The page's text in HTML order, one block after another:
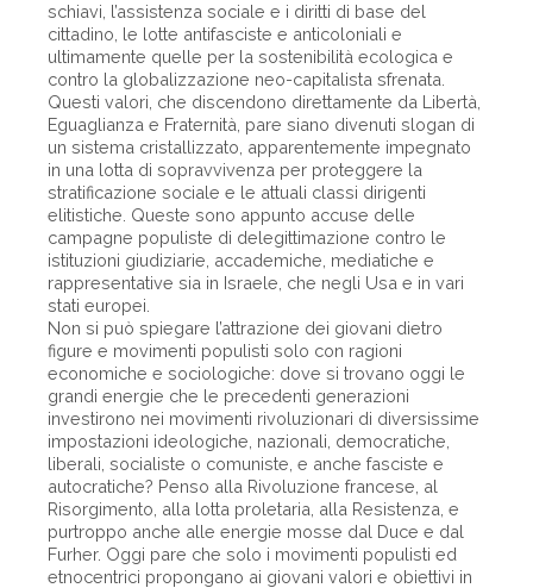
schiavi, l’assistenza sociale e i diritti di base del
cittadino, le lotte antifasciste e anticoloniali e
ultimamente quelle per la sostenibilità ecologica e
contro la globalizzazione neo-capitalista sfrenata.
Questi valori, che discendono direttamente da Libertà,
Eguaglianza e Fraternità, pare siano divenuti slogan di
un sistema cristallizzato, apparentemente impegnato
in una lotta di sopravvivenza per proteggere la
stratificazione sociale e le attuali classi dirigenti
elitistiche. Queste sono appunto accuse delle
campagne populiste di delegittimazione contro le
istituzioni giudiziarie, accademiche, mediatiche e
rappresentative sia in Israele, che negli Usa e in vari
stati europei.
Non si può spiegare l’attrazione dei giovani dietro
figure e movimenti populisti solo con ragioni
economiche e sociologiche: dove si trovano oggi le
grandi energie che le precedenti generazioni
investirono nei movimenti rivoluzionari di diversissime
impostazioni ideologiche, nazionali, democratiche,
liberali, socialiste o comuniste, e anche fasciste e
autocratiche? Penso alla Rivoluzione francese, al
Risorgimento, alla lotta proletaria, alla Resistenza, e
purtroppo anche alle energie mosse dal Duce e dal
Furher. Oggi pare che solo i movimenti populisti ed
etnocentrici propongano ai giovani valori e obiettivi in